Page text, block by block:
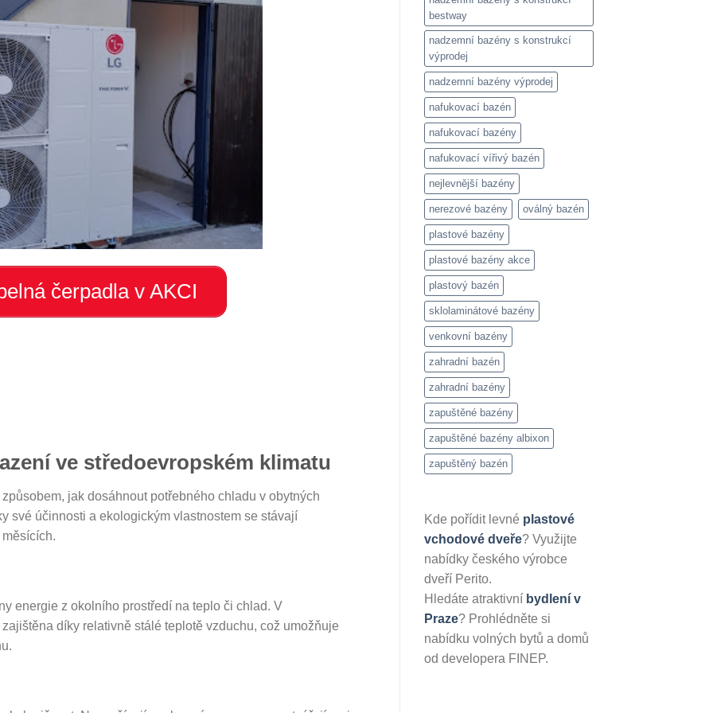
čerpadla v AKCI
ve středoevropském klimatu
jak dosáhnout potřebného chladu v obytných
své účinnosti a ekologickým vlastnostem se stávají
energie z okolního prostředí na teplo či chlad. V
díky relativně stálé teplotě vzduchu, což umožňuje
bestway
nadzemní bazény s konstrukcí
výprodej
nadzemní bazény výprodej
nafukovací bazén
nafukovací bazény
nafukovací vířivý bazén
nejlevnější bazény
nerezové bazény oválný bazén
plastové bazény
plastové bazény akce
plastový bazén
sklolaminátové bazény
venkovní bazény
zahradní bazén
zahradní bazény
zapuštěné bazény
zapuštěné bazény albixon
zapuštěný bazén
Kde pořídit levné plastové
vchodové dveře? Využijte
nabídky českého výrobce
dveří Perito.
Hledáte atraktivní bydlení v
Praze? Prohlédněte si
nabídku volných bytů a domů
od developera FINEP.